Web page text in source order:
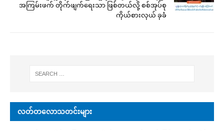
အကြမ်းဖက် တိုက်ဖျက်ရေးသာ ဖြစ်တယ်လို့ စစ်အုပ်စု
ကိုယ်စားလှယ် ခုခံ
လတ်တလောသတင်းများ